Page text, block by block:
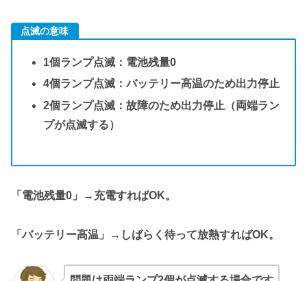
点滅の意味
1個ランプ点滅：電池残量0
4個ランプ点滅：バッテリー高温のため出力停止
2個ランプ点滅：故障のため出力停止（両端ラン
プが点滅する）
「電池残量0」→充電すればOK。
「バッテリー高温」→しばらく待って放熱すればOK。